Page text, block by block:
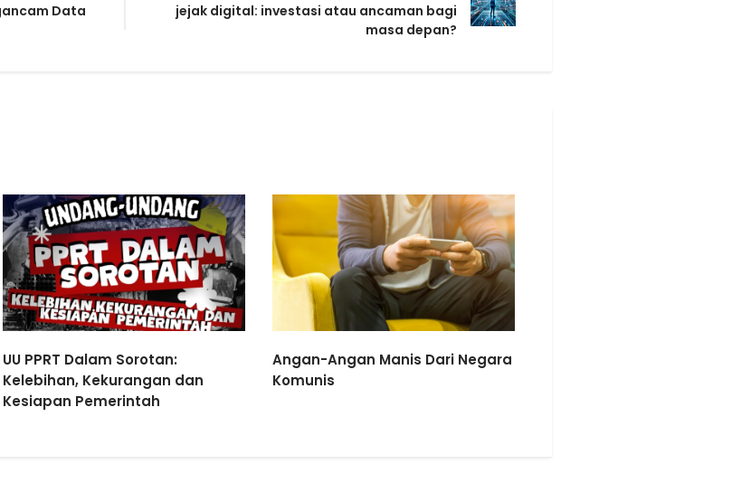
Data
jejak digital: investasi atau ancaman bagi
masa depan?
UU PPRT Dalam Sorotan:
Kelebihan, Kekurangan dan
Kesiapan Pemerintah
Angan-Angan Manis Dari Negara
Komunis